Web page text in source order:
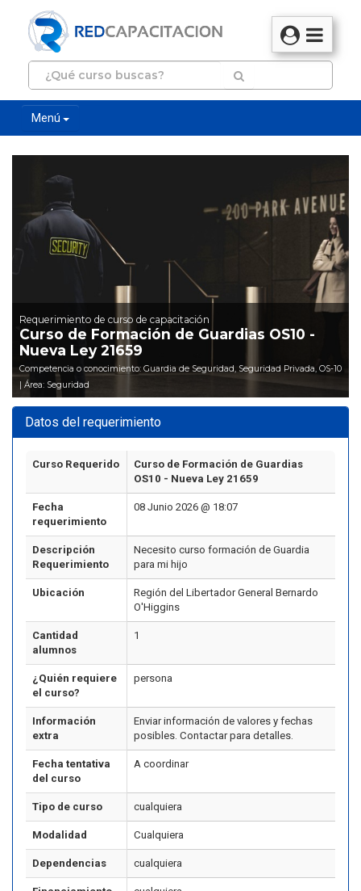
Menú
Requerimiento de curso de capacitación
Curso de Formación de Guardias OS10 -
Nueva Ley 21659
Competencia o conocimiento: Guardia de Seguridad, Seguridad Privada, OS-10
| Área: Seguridad
Datos del requerimiento
Curso Requerido
Curso de Formación de Guardias
OS10 - Nueva Ley 21659
Fecha
requerimiento
08 Junio 2026 @ 18:07
Descripción
Requerimiento
Necesito curso formación de Guardia
para mi hijo
Ubicación
Región del Libertador General Bernardo
O'Higgins
Cantidad
alumnos
1
¿Quién requiere
el curso?
persona
Información
extra
Enviar información de valores y fechas
posibles. Contactar para detalles.
Fecha tentativa
del curso
A coordinar
Tipo de curso cualquiera
Modalidad Cualquiera
Dependencias cualquiera